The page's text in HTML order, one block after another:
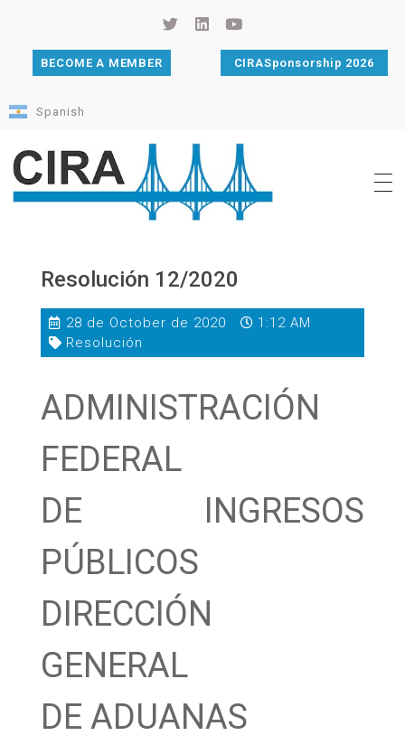
BECOME A MEMBER CIRASponsorship 2026
Spanish
Resolución 12/2020
28 de October de 2020
1:12 AM
Resolución
ADMINISTRACIÓN
FEDERAL
DE INGRESOS
PÚBLICOS
DIRECCIÓN
GENERAL
DE ADUANAS